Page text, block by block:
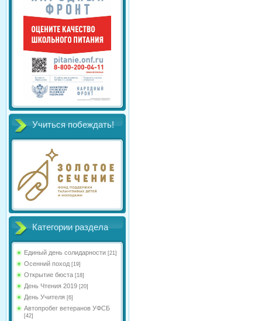
Учиться побеждать!
Категории раздела
Единый день солидарности [21]
Осенний поход [19]
Открытие бюста [18]
День Чтения 2019 [20]
День Учителя [6]
Автопробег ветеранов УФСБ
[42]